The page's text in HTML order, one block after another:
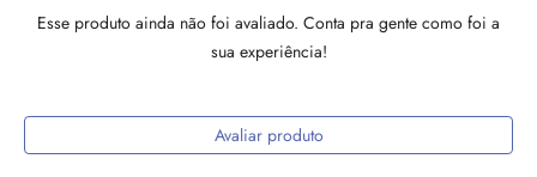
Esse produto ainda não foi avaliado. Conta pra gente como foi a
sua experiência!
Avaliar produto